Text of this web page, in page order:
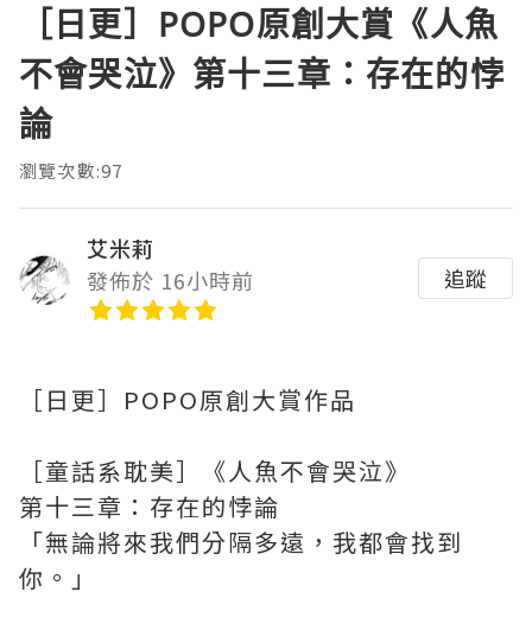
［日更］POPO原創大賞《人魚
不會哭泣》第十三章：存在的悖
論
瀏覽次數:97
艾米莉
發佈於 16小時前
追蹤
［日更］POPO原創大賞作品
［童話系耽美］《人魚不會哭泣》
第十三章：存在的悖論
「無論將來我們分隔多遠，我都會找到
你。」